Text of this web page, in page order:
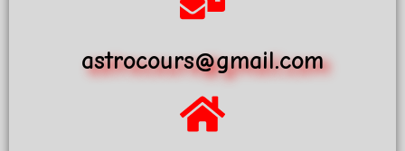
astrocours@gmail.com